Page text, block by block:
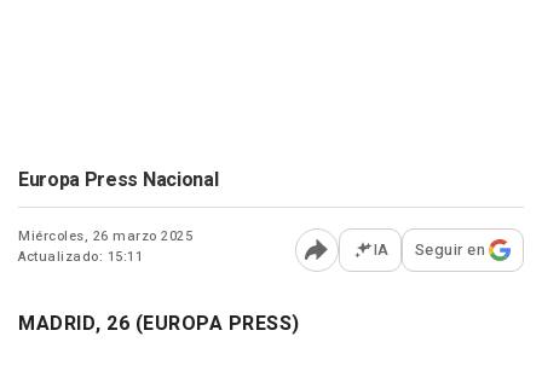
Europa Press Nacional
Miércoles, 26 marzo 2025
Actualizado: 15:11
Abrir opciones para
IA Seguir en
MADRID, 26 (EUROPA PRESS)